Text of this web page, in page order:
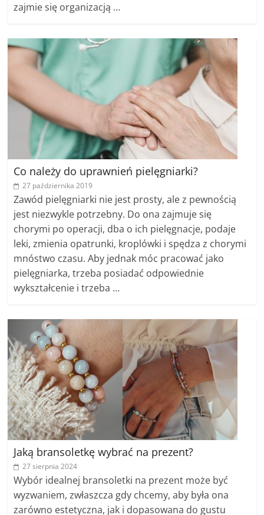
zajmie się organizacją …
Co należy do uprawnień pielęgniarki?
27 października 2019
Zawód pielęgniarki nie jest prosty, ale z pewnością
jest niezwykle potrzebny. Do ona zajmuje się
chorymi po operacji, dba o ich pielęgnacje, podaje
leki, zmienia opatrunki, kroplówki i spędza z chorymi
mnóstwo czasu. Aby jednak móc pracować jako
pielęgniarka, trzeba posiadać odpowiednie
wykształcenie i trzeba …
Jaką bransoletkę wybrać na prezent?
27 sierpnia 2024
Wybór idealnej bransoletki na prezent może być
wyzwaniem, zwłaszcza gdy chcemy, aby była ona
zarówno estetyczna, jak i dopasowana do gustu